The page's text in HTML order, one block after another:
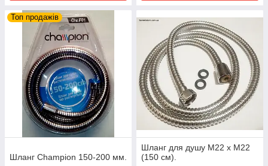
Топ продажів
Шланг Champion 150-200 мм.
Шланг для душу М22 х М22
(150 см).